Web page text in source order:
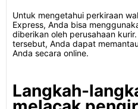
Untuk mengetahui perkiraan
Express, Anda bisa
diberikan oleh perusahaan
tersebut, Anda dapat
Anda secara online.
Langkah-